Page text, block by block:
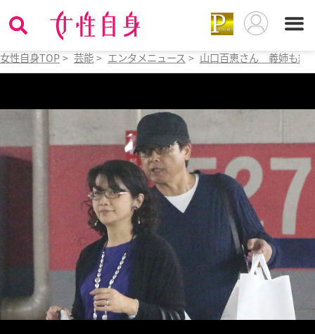
女性自身TOP > 芸能 > エンタメニュース > 山口百恵さん 義姉も絶